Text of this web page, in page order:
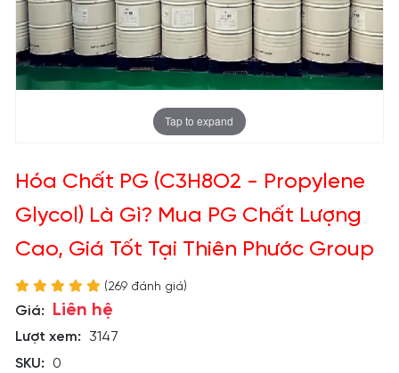
Tap to expand
Hóa Chất PG (C3H8O2 - Propylene
Glycol) Là Gì? Mua PG Chất Lượng
Cao, Giá Tốt Tại Thiên Phước Group
(269 đánh giá)
Giá: Liên hệ
Lượt xem:
3147
SKU: 0